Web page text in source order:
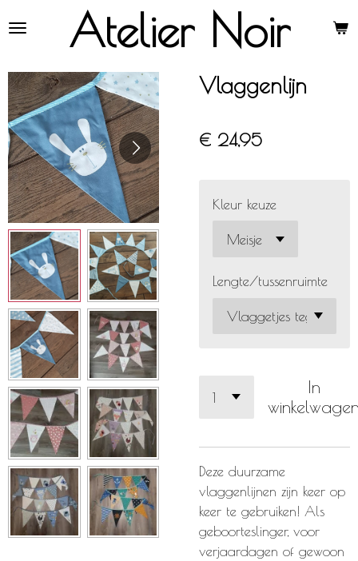
direct
de
hoofdinhoud
Atelier Noir
Vlaggenlijn
€ 24,95
Kleur keuze
Lengte/tussenruimte
In
Deze duurzame
vlaggenlijnen zijn keer op
keer te gebruiken! Als
geboorteslinger, voor
verjaardagen of gewoon